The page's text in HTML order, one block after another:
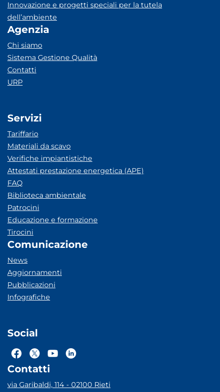
Innovazione e progetti speciali per la tutela
dell’ambiente
Agenzia
Chi siamo
Sistema Gestione Qualità
Contatti
URP
Servizi
Tariffario
Materiali da scavo
Verifiche impiantistiche
Attestati prestazione energetica (APE)
FAQ
Biblioteca ambientale
Patrocini
Educazione e formazione
Tirocini
Comunicazione
News
Aggiornamenti
Pubblicazioni
Infografiche
Social
Contatti
via Garibaldi, 114 - 02100 Rieti